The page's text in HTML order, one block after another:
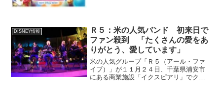
DISNEY情報
Ｒ５：米の人気バンド 初来日で
ファン殺到 「たくさんの愛をあ
りがとう、愛しています」
米の人気グループ「Ｒ５（アール・ファ
イブ）」が１１月２４日、千葉県浦安市
にある商業施設「イクスピアリ」でクリ